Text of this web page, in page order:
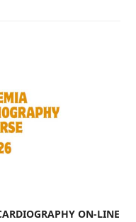
ON-LINE